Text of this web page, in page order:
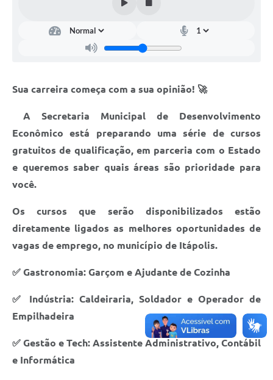
Gasoduto (Gás Natural)
Feriados Municipais
História
Galeria de Fotos
Ouvidoria Municipal
Galeria de Vídeos
​Sua carreira começa com a sua opinião! 🚀
​ A Secretaria Municipal de Desenvolvimento
Econômico está preparando uma série de cursos
gratuitos de qualificação, em parceria com o Estado
e queremos saber quais áreas são prioridade para
você.
Os cursos que serão disponibilizados estão
diretamente ligados as melhores oportunidades de
vagas de emprego, no município de Itápolis.
✅ Gastronomia: Garçom e Ajudante de Cozinha
✅ Indústria: Caldeiraria, Soldador e Operador de
Empilhadeira
✅ Gestão e Tech: Assistente Administrativo, Contábil
e Informática